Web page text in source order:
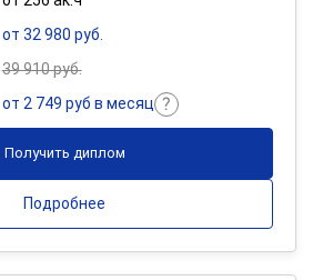
от 32 980 руб.
39 910 руб.
от 2 749 руб в месяц
Получить диплом
Подробнее